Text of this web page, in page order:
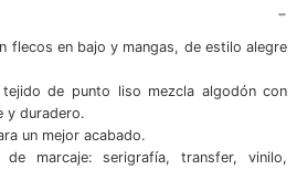
flecos en bajo y mangas, de estilo alegre
tejido de punto liso mezcla algodón con
y duradero.
un mejor acabado.
de marcaje: serigrafía, transfer, vinilo,